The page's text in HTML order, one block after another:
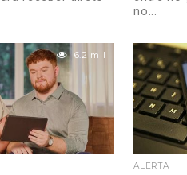
no...
6.2 mil
ALERTA